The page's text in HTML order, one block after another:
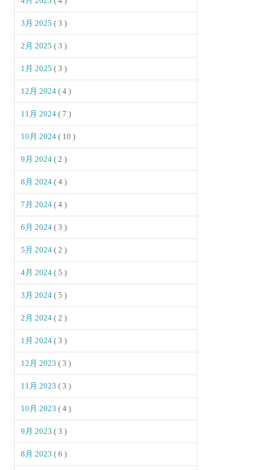
3月 2025( 3 )
2月 2025( 3 )
1月 2025( 3 )
12月 2024( 4 )
11月 2024( 7 )
10月 2024( 10 )
9月 2024( 2 )
8月 2024( 4 )
7月 2024( 4 )
6月 2024( 3 )
5月 2024( 2 )
4月 2024( 5 )
3月 2024( 5 )
2月 2024( 2 )
1月 2024( 3 )
12月 2023( 3 )
11月 2023( 3 )
10月 2023( 4 )
9月 2023( 3 )
8月 2023( 6 )